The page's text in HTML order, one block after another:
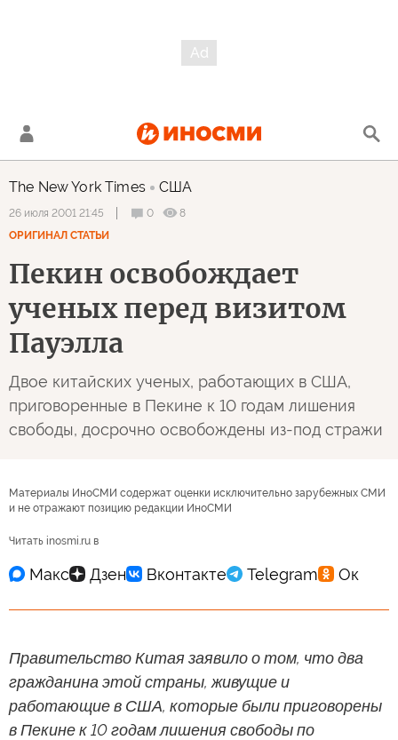
The New York Times США
26 июля 2001 21:45 0
8
ОРИГИНАЛ СТАТЬИ
Пекин освобождает
ученых перед визитом
Пауэлла
Двое китайских ученых, работающих в США,
приговоренные в Пекине к 10 годам лишения
свободы, досрочно освобождены из-под стражи
Материалы ИноСМИ содержат оценки исключительно зарубежных СМИ
и не отражают позицию редакции ИноСМИ
Читать inosmi.ru в
Правительство Китая заявило о том, что два
гражданина этой страны, живущие и
работающие в США, которые были приговорены
в Пекине к 10 годам лишения свободы по